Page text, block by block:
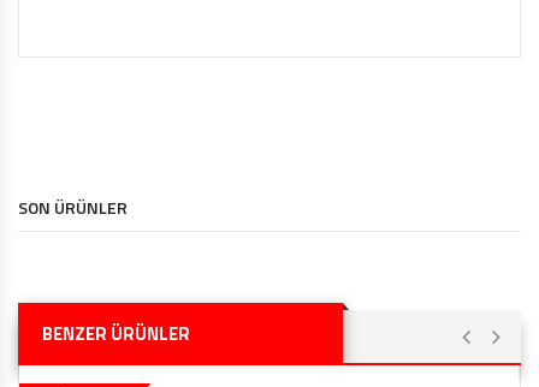
SON ÜRÜNLER
BENZER ÜRÜNLER